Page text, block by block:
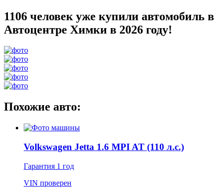
1106 человек уже купили автомобиль в
Автоцентре Химки в 2026 году!
Похожие авто:
Volkswagen Jetta 1.6 MPI AT (110 л.с.)
Гарантия 1 год
VIN проверен